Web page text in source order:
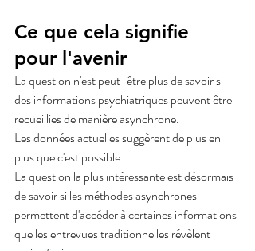
Ce que cela signifie
pour l'avenir
La question n'est peut-être plus de savoir si
des informations psychiatriques peuvent être
recueillies de manière asynchrone.
Les données actuelles suggèrent de plus en
plus que c'est possible.
La question la plus intéressante est désormais
de savoir si les méthodes asynchrones
permettent d'accéder à certaines informations
que les entrevues traditionnelles révèlent